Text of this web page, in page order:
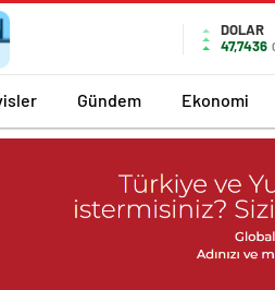
DOLAR
47,7436
Gündem Ekonomi